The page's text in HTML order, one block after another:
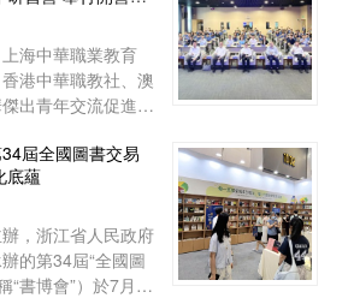
公室宣傳文體部、
為澳門協辦單位，
表前往內蒙古自
海中華職業教育
港中華職教社、澳
出青年交流促進會
中心協辦之“青年
十五屆台灣青年
營”開營儀式於
上海聯合國教科文
。來自台灣、香
多名師生，和上
屆全國圖書交易
底蘊
，浙江省人民政府
的第34屆“全國圖
“書博會”）於7月